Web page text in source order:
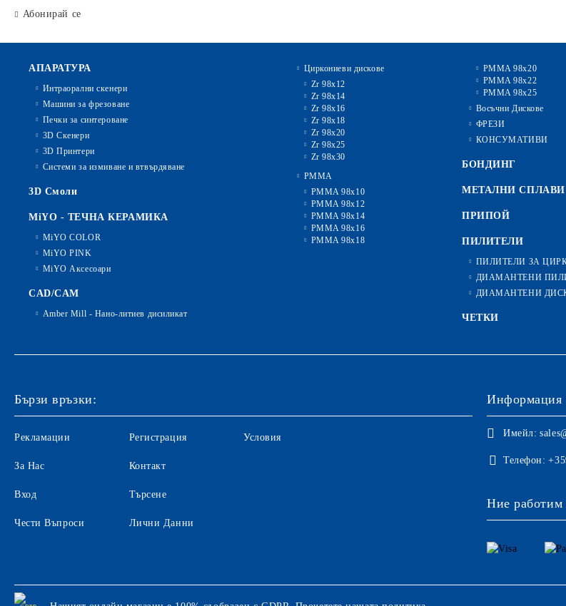
Абонирай се
АПАРАТУРА
Интраорални скенери
Машини за фрезоване
Печки за синтероване
3D Скенери
3D Принтери
Системи за измиване и втвърдяване
3D Смоли
MiYO - ТЕЧНА КЕРАМИКА
MiYO COLOR
MiYO PINK
MiYO Аксесоари
CAD/CAM
Amber Mill - Нано-литиев дисиликат
Циркониеви дискове
Zr 98x12
Zr 98x14
Zr 98x16
Zr 98x18
Zr 98x20
Zr 98x25
Zr 98x30
PMMA
PMMA 98x10
PMMA 98x12
PMMA 98x14
PMMA 98x16
PMMA 98x18
PMMA 98x20
PMMA 98x22
PMMA 98x25
Восъчни Дискове
ФРЕЗИ
КОНСУМАТИВИ
БОНДИНГ
МЕТАЛНИ СПЛАВИ
ПРИПОЙ
ПИЛИТЕЛИ
ПИЛИТЕЛИ ЗА
ДИАМАНТЕНИ
ДИАМАНТЕНИ
ЧЕТКИ
Бързи връзки:
Рекламации
За Нас
Вход
Чести Въпроси
Регистрация
Контакт
Търсене
Лични Данни
Условия
Информация
Имейл:
Телефон:
Ние работим